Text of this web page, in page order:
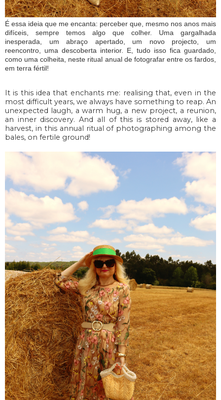
É essa ideia que me encanta: perceber que, mesmo nos anos mais
difíceis, sempre temos algo que colher. Uma gargalhada
inesperada, um abraço apertado, um novo projecto, um
reencontro, uma descoberta interior. E, tudo isso fica guardado,
como uma colheita, neste ritual anual de fotografar entre os fardos,
em terra fértil!
It is this idea that enchants me: realising that, even in the
most difficult years, we always have something to reap. An
unexpected laugh, a warm hug, a new project, a reunion,
an inner discovery. And all of this is stored away, like a
harvest, in this annual ritual of photographing among the
bales, on fertile ground!